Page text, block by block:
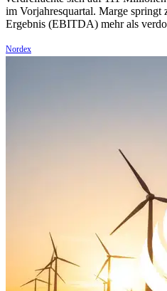
im Vorjahresquartal. Marge springt
Ergebnis (EBITDA) mehr als
Nordex